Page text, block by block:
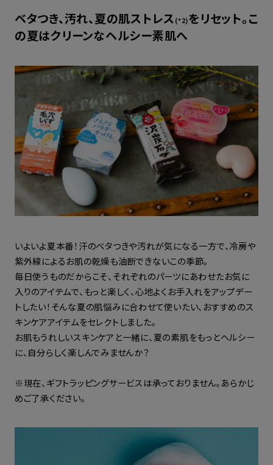
ベタつき、汚れ、夏の肌ストレス (*2)をリセット。こ
の夏はクリーンなヘルシー素肌へ
いよいよ夏本番！汗のベタつきや汚れが気になる一方で、冷房や
紫外線によるお肌の乾燥も油断できないこの季節。
毎日使うものだからこそ、それぞれのパーツにあわせたお気に
入りのアイテムで、もっと楽しく、心地よくお手入れをアップデー
トしたい！そんな夏の肌悩みに合わせて使いたい、おすすめのス
キンケアアイテムをセレクトしました。
お肌もうれしいスキンケアと一緒に、夏の素肌をもっとヘルシー
に、自分らしく楽しんでみませんか？
※現在、ギフトラッピングサービスは承っておりません。あらかじ
めご了承ください。